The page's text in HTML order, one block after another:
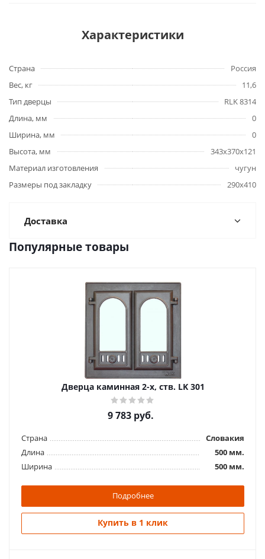
Характеристики
Страна
Россия
Вес, кг
11,6
Тип дверцы
RLK 8314
Длина, мм
0
Ширина, мм
0
Высота, мм
343х370х121
Материал изготовления
чугун
Размеры под закладку
290х410
Доставка
Популярные товары
Дверца каминная 2-х, ств. LK 301
9 783 руб.
Страна
Словакия
Длина
500 мм.
Ширина
500 мм.
Подробнее
Купить в 1 клик